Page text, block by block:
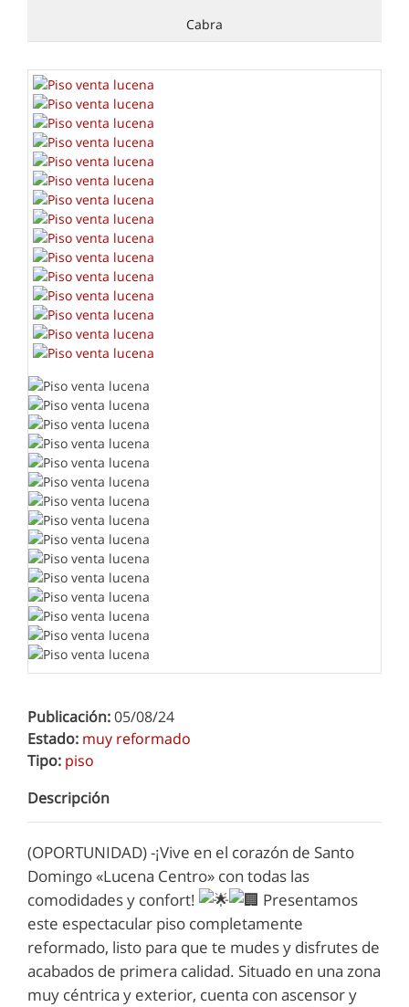
Cabra
Publicación:05/08/24
Estado: muy reformado
Tipo: piso
Descripción
(OPORTUNIDAD) -¡Vive en el corazón de Santo
Domingo «Lucena Centro» con todas las
comodidades y confort!
Presentamos
este espectacular piso completamente
reformado, listo para que te mudes y disfrutes de
acabados de primera calidad. Situado en una zona
muy céntrica y exterior, cuenta con ascensor y